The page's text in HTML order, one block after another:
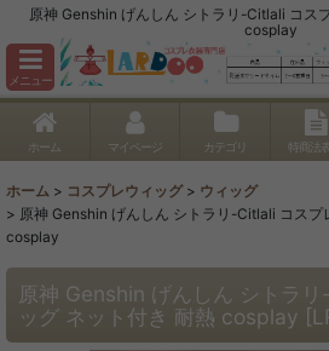
原神 Genshin げんしん シトラリ-Citlali コス
cosplay
メニュー
ホーム マイページ カテゴリ 特商法
ホーム > コスプレウィッグ > ウィッグ
> 原神 Genshin げんしん シトラリ-Citlali コスプ
cosplay
原神 Genshin げんしん シトラ
ッグ ネット付き 耐熱 cosplay [